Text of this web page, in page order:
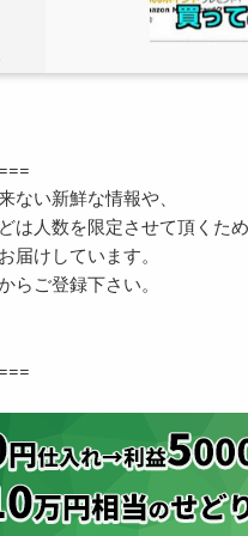
ない新鮮な情報や、
は人数を限定させて頂くため
届けしています。
らご登録下さい。